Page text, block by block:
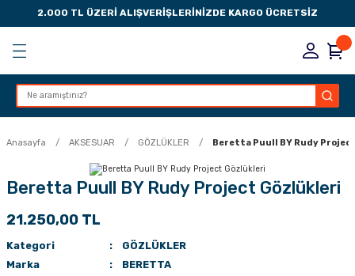
2.000 TL ÜZERİ ALIŞVERİŞLERİNİZDE KARGO ÜCRETSİZ
Geri Dön
Geri Dön
Geri Dön
Geri Dön
MANDALI
Anasayfa AKSESUAR GÖZLÜKLER Beretta Puull BY Rudy
Beretta Puull BY Rudy Project Gözlükleri
21.250,00 TL
Kategori
GÖZLÜKLER
Marka
BERETTA